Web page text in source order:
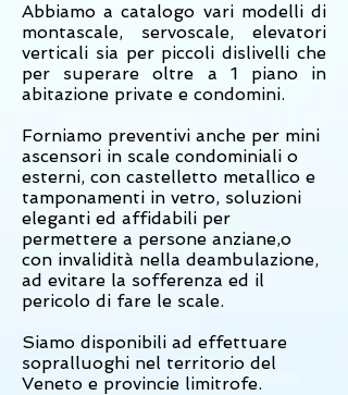
Abbiamo a catalogo vari modelli di
montascale, servoscale, elevatori
verticali sia per piccoli dislivelli che
per superare oltre a 1 piano in
abitazione private e condomini.
Forniamo preventivi anche per mini
ascensori in scale condominiali o
esterni, con castelletto metallico e
tamponamenti in vetro, soluzioni
eleganti ed affidabili per
permettere a persone anziane,o
con invalidità nella deambulazione,
ad evitare la sofferenza ed il
pericolo di fare le scale.
Siamo disponibili ad effettuare
sopralluoghi nel territorio del
Veneto e provincie limitrofe.